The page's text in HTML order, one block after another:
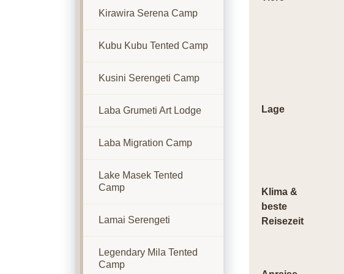
Lage
Klima &
beste
Reisezeit
Kirawira Serena Camp
Kubu Kubu Tented Camp
Kusini Serengeti Camp
Laba Grumeti Art Lodge
Laba Migration Camp
Lake Masek Tented
Camp
Lamai Serengeti
Legendary Mila Tented
Camp